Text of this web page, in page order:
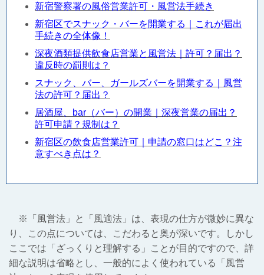
新宿警察署の風俗営業許可・風営法手続き
新宿区でスナック・バーを開業する｜これが届出
手続きの全体像！
深夜酒類提供飲食店営業と風営法｜許可？届出？
違反時の罰則は？
スナック、バー、ガールズバーを開業する｜風営
法の許可？届出？
居酒屋、bar（バー）の開業｜深夜営業の届出？
許可申請？規制は？
新宿区の飲食店営業許可｜申請の窓口はどこ？注
意すべき点は？
※「風営法」と「風適法」は、表現の仕方が微妙に異な
り、この点については、こだわると奥が深いです。しかし
ここでは「ざっくりと理解する」ことが目的ですので、詳
細な説明は省略とし、一般的によく使われている「風営